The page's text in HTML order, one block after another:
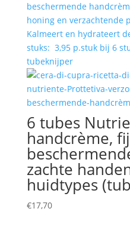
beschermende
honing en verzachtende
Kalmeert en hydrateert
stuks: 3,95 p.stuk bij 6
tubeknijper
6 tubes
handcrème,
zachte
huidtypes
€17,70